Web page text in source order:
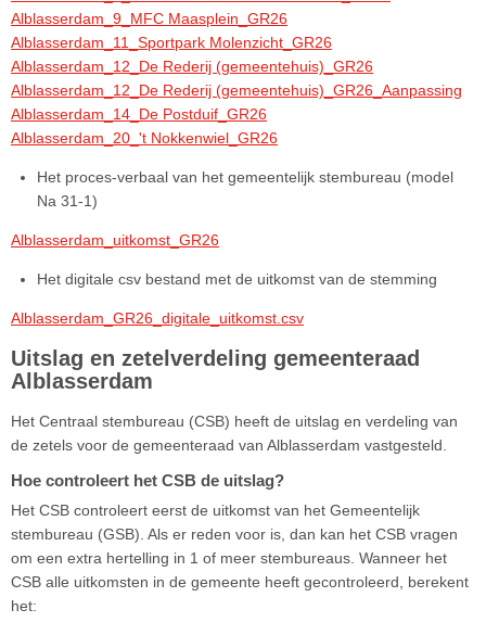
Alblasserdam_9_MFC Maasplein_GR26
Alblasserdam_11_Sportpark Molenzicht_GR26
Alblasserdam_12_De Rederij (gemeentehuis)_GR26
Alblasserdam_12_De Rederij (gemeentehuis)_GR26_Aanpassing
Alblasserdam_14_De Postduif_GR26
Alblasserdam_20_'t Nokkenwiel_GR26
Het proces-verbaal van het gemeentelijk stembureau (model
Na 31-1)
Alblasserdam_uitkomst_GR26
Het digitale csv bestand met de uitkomst van de stemming
Alblasserdam_GR26_digitale_uitkomst.csv
Uitslag en zetelverdeling gemeenteraad
Alblasserdam
Het Centraal stembureau (CSB) heeft de uitslag en verdeling van
de zetels voor de gemeenteraad van Alblasserdam vastgesteld.
Hoe controleert het CSB de uitslag?
Het CSB controleert eerst de uitkomst van het Gemeentelijk
stembureau (GSB). Als er reden voor is, dan kan het CSB vragen
om een extra hertelling in 1 of meer stembureaus. Wanneer het
CSB alle uitkomsten in de gemeente heeft gecontroleerd, berekent
het: